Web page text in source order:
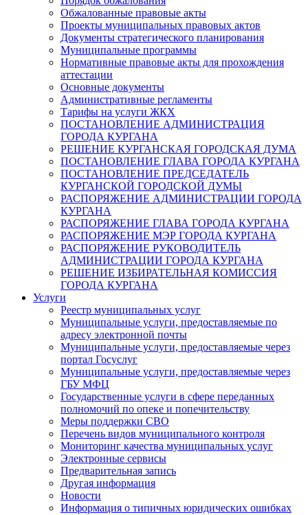
Обжалованные правовые акты
Проекты муниципальных правовых актов
Документы стратегического планирования
Муниципальные программы
Нормативные правовые акты для прохождения
аттестации
Основные документы
Административные регламенты
Тарифы на услуги ЖКХ
ПОСТАНОВЛЕНИЕ АДМИНИСТРАЦИЯ
ГОРОДА КУРГАНА
РЕШЕНИЕ КУРГАНСКАЯ ГОРОДСКАЯ ДУМА
ПОСТАНОВЛЕНИЕ ГЛАВА ГОРОДА КУРГАНА
ПОСТАНОВЛЕНИЕ ПРЕДСЕДАТЕЛЬ
КУРГАНСКОЙ ГОРОДСКОЙ ДУМЫ
РАСПОРЯЖЕНИЕ АДМИНИСТРАЦИИ ГОРОДА
КУРГАНА
РАСПОРЯЖЕНИЕ ГЛАВА ГОРОДА КУРГАНА
РАСПОРЯЖЕНИЕ МЭР ГОРОДА КУРГАНА
РАСПОРЯЖЕНИЕ РУКОВОДИТЕЛЬ
АДМИНИСТРАЦИИ ГОРОДА КУРГАНА
РЕШЕНИЕ ИЗБИРАТЕЛЬНАЯ КОМИССИЯ
ГОРОДА КУРГАНА
Услуги
Реестр муниципальных услуг
Муниципальные услуги, предоставляемые по
адресу электронной почты
Муниципальные услуги, предоставляемые через
портал Госуслуг
Муниципальные услуги, предоставляемые через
ГБУ МФЦ
Государственные услуги в сфере переданных
полномочий по опеке и попечительству
Меры поддержки СВО
Перечень видов муниципального контроля
Мониторинг качества муниципальных услуг
Электронные сервисы
Предварительная запись
Другая информация
Новости
Информация о типичных юридических ошибках